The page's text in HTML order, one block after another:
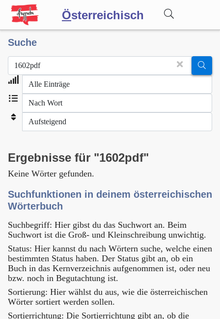
Österreichisch
Wörterbuch
Forum
Blog
Suche
Ergebnisse für "1602pdf"
Keine Wörter gefunden.
Suchfunktionen in deinem österreichischen
Wörterbuch
Suchbegriff: Hier gibst du das Suchwort an. Beim
Suchwort ist die Groß- und Kleinschreibung unwichtig.
Status: Hier kannst du nach Wörtern suche, welche einen
bestimmten Status haben. Der Status gibt an, ob ein
Buch in das Kernverzeichnis aufgenommen ist, oder neu
bzw. noch in Begutachtung ist.
Sortierung: Hier wählst du aus, wie die österreichischen
Wörter sortiert werden sollen.
Sortierrichtung: Die Sortierrichtung gibt an, ob die